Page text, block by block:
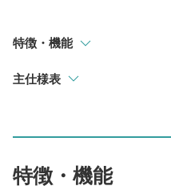
特徴・機能
主仕様表
特徴・機能